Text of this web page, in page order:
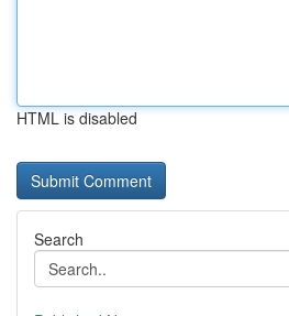
HTML is disabled
Search